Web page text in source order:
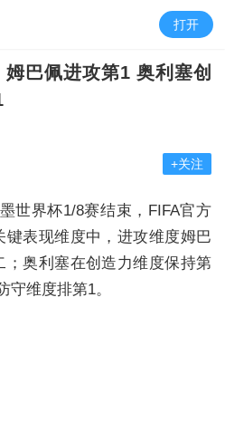
打开
巴佩进攻第1 奥利塞创
+关注
世界杯1/8赛结束，FIFA官方
表现维度中，进攻维度姆巴
奥利塞在创造力维度保持第
守维度排第1。